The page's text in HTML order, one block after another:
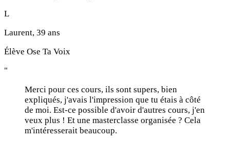
L
Laurent, 39 ans
Élève Ose Ta Voix
"
Merci pour ces cours, ils sont supers, bien
expliqués, j'avais l'impression que tu étais à côté
de moi. Est-ce possible d'avoir d'autres cours, j'en
veux plus ! Et une masterclasse organisée ? Cela
m'intéresserait beaucoup.